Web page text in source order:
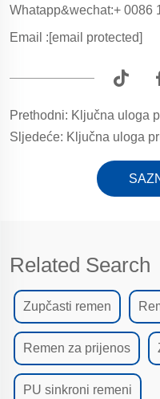
Whatapp&wechat:+ 0086
Email :[email protected]
Prethodni: Ključna uloga prugova za prenos
Sljedeće: Ključna uloga
Related Search
Zupčasti remen
Remen za prijenos
PU sinkroni remeni